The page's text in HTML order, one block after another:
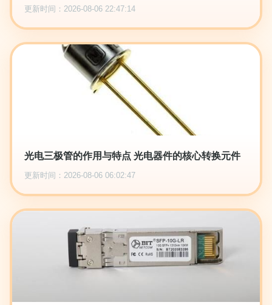
更新时间：2026-08-06 22:47:14
光电三极管的作用与特点 光电器件的核心转换元件
更新时间：2026-08-06 06:02:47